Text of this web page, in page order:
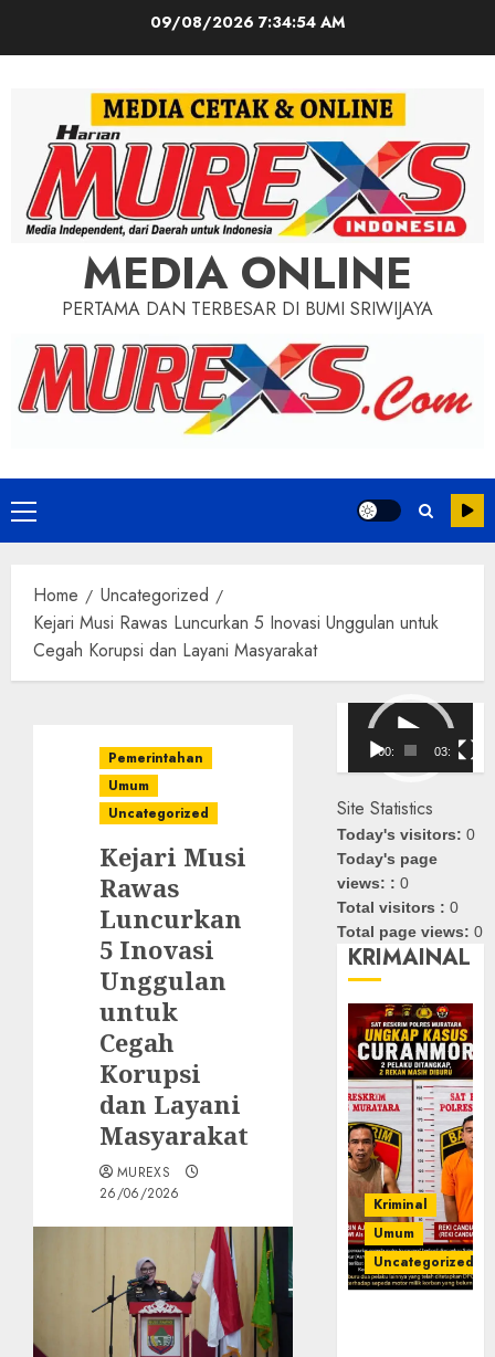
09/08/2026 7:34:56 AM
MEDIA ONLINE
PERTAMA DAN TERBESAR DI BUMI SRIWIJAYA
Primary
Menu
Home
Uncategorized
Kejari Musi Rawas Luncurkan 5 Inovasi Unggulan untuk
Cegah Korupsi dan Layani Masyarakat
Pemerintahan
Umum
Uncategorized
Kejari Musi
Rawas
Luncurkan
5 Inovasi
Unggulan
untuk
Cegah
Korupsi
dan Layani
Masyarakat
MUREXS
26/06/2026
Pemutar
Video
00:00 03:08
Site Statistics
Today's visitors:0
Today's page
views: :0
Total visitors :0
Total page views:0
KRIMAINAL
Kriminal
Umum
Uncategorized